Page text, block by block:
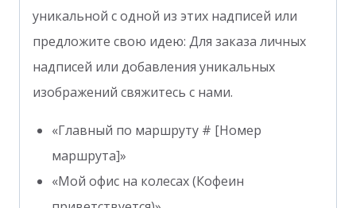
уникальной с одной из этих надписей или
предложите свою идею: Для заказа личных
надписей или добавления уникальных
изображений свяжитесь с нами.
«Главный по маршруту # [Номер
маршрута]»
«Мой офис на колесах (Кофеин